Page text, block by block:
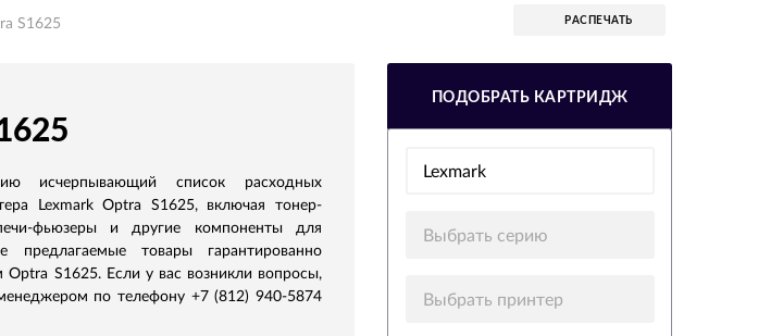
S1625
исчерпывающий список расходных
Lexmark Optra S1625, включая тонер-
фьюзеры и другие компоненты для
предлагаемые товары гарантированно
S1625. Если у вас возникли вопросы,
по телефону +7 (812) 940-5874
РАСПЕЧАТЬ
ПОДОБРАТЬ КАРТРИДЖ
Lexmark
Выбрать серию
Выбрать принтер